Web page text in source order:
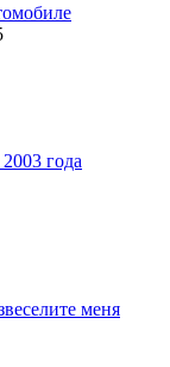
года
меня